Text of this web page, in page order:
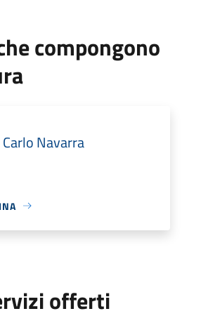
compongono
Carlo Navarra
offerti